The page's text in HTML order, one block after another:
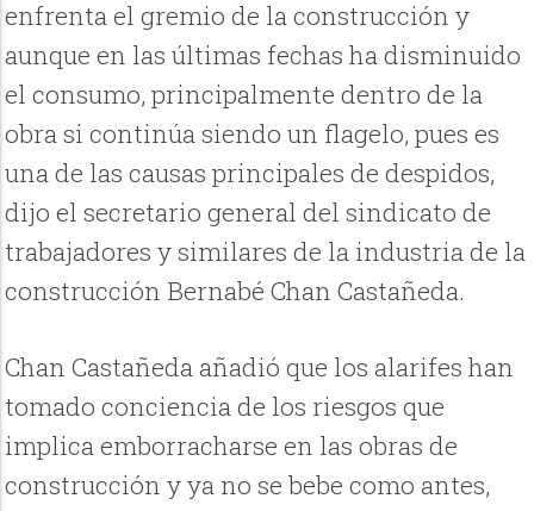
enfrenta el gremio de la construcción y
aunque en las últimas fechas ha disminuido
el consumo, principalmente dentro de la
obra si continúa siendo un flagelo, pues es
una de las causas principales de despidos,
dijo el secretario general del sindicato de
trabajadores y similares de la industria de la
construcción Bernabé Chan Castañeda.
Chan Castañeda añadió que los alarifes han
tomado conciencia de los riesgos que
implica emborracharse en las obras de
construcción y ya no se bebe como antes,